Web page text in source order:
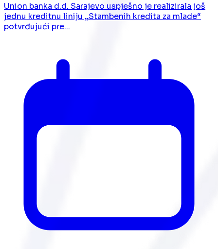
Union banka d.d. Sarajevo uspješno je realizirala još
jednu kreditnu liniju „Stambenih kredita za mlade“
potvrđujući pre...